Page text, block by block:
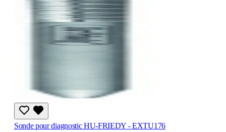
Sonde pour diagnostic HU-FRIEDY - EXTU176